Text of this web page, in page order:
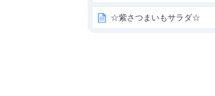
☆紫さつまいもサラダ☆